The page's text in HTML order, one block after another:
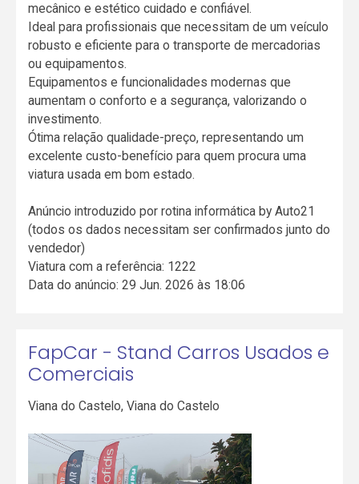
mecânico e estético cuidado e confiável.
Ideal para profissionais que necessitam de um veículo
robusto e eficiente para o transporte de mercadorias
ou equipamentos.
Equipamentos e funcionalidades modernas que
aumentam o conforto e a segurança, valorizando o
investimento.
Ótima relação qualidade-preço, representando um
excelente custo-benefício para quem procura uma
viatura usada em bom estado.
Anúncio introduzido por rotina informática by Auto21
(todos os dados necessitam ser confirmados junto do
vendedor)
Viatura com a referência: 1222
Data do anúncio: 29 Jun. 2026 às 18:06
FapCar - Stand Carros Usados e
Comerciais
Viana do Castelo,Viana do Castelo